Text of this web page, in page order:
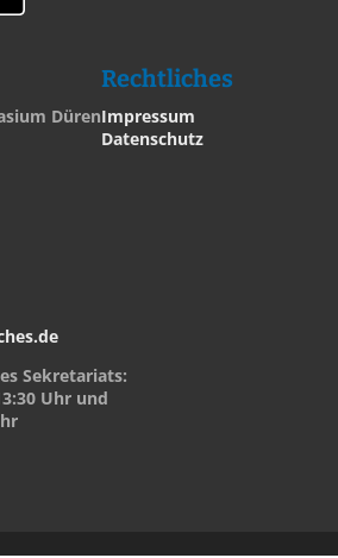
Düren
Rechtliches
Impressum
Datenschutz
Sekretariats:
Uhr und